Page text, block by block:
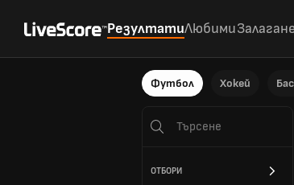
РезултатиЛюбими
Футбол Хокей
ОТБОРИ